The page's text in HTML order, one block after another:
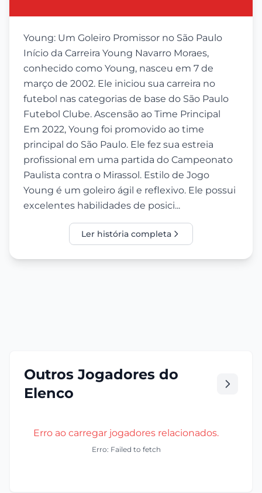
Young: Um Goleiro Promissor no São Paulo
Início da Carreira Young Navarro Moraes,
conhecido como Young, nasceu em 7 de
março de 2002. Ele iniciou sua carreira no
futebol nas categorias de base do São Paulo
Futebol Clube. Ascensão ao Time Principal
Em 2022, Young foi promovido ao time
principal do São Paulo. Ele fez sua estreia
profissional em uma partida do Campeonato
Paulista contra o Mirassol. Estilo de Jogo
Young é um goleiro ágil e reflexivo. Ele possui
excelentes habilidades de posici...
Ler história completa
Outros Jogadores do
Elenco
Erro ao carregar jogadores relacionados.
Erro: Failed to fetch